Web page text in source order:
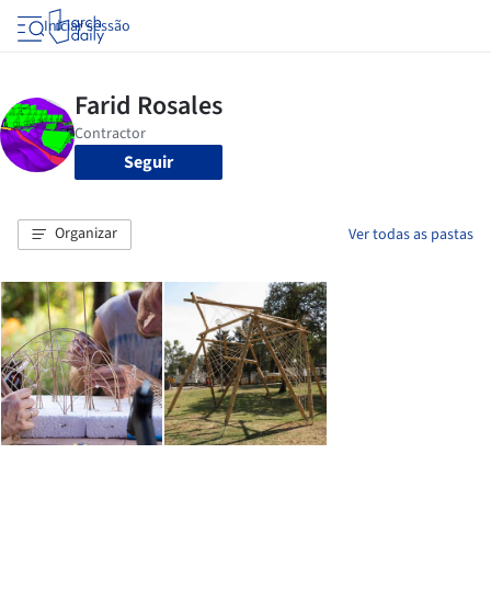
Iniciar sessão
Seguir
Organizar Ver todas as pastas